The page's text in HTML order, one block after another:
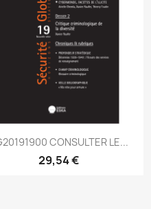
Aperçu rapide
CONSULTER LE...
29,54 €